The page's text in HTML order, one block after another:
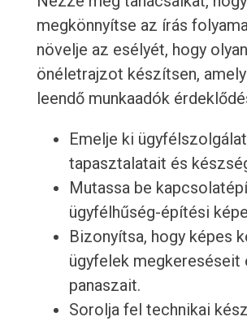
megkönnyítse az írás
növelje az esélyét, hogy olyan
önéletrajzot készítsen,
leendő munkaadók
Emelje ki
tapasztalatait és
Mutassa be
ügyfélhűség-építési
Bizonyítsa, hogy képes
ügyfelek megkereséseit
panaszait.
Sorolja fel technikai